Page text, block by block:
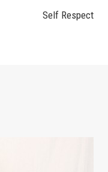
Self Respect